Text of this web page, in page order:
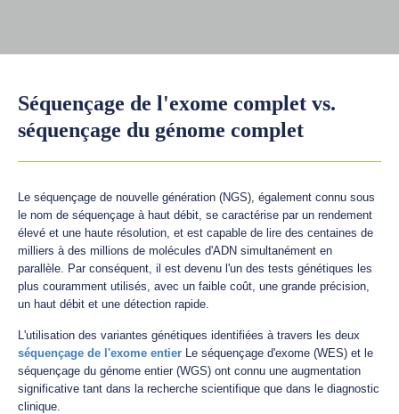
Séquençage de l'exome complet vs.
séquençage du génome complet
Le séquençage de nouvelle génération (NGS), également connu sous
le nom de séquençage à haut débit, se caractérise par un rendement
élevé et une haute résolution, et est capable de lire des centaines de
milliers à des millions de molécules d'ADN simultanément en
parallèle. Par conséquent, il est devenu l'un des tests génétiques les
plus couramment utilisés, avec un faible coût, une grande précision,
un haut débit et une détection rapide.
L'utilisation des variantes génétiques identifiées à travers les deux
séquençage de l'exome entier Le séquençage d'exome (WES) et le
séquençage du génome entier (WGS) ont connu une augmentation
significative tant dans la recherche scientifique que dans le diagnostic
clinique.